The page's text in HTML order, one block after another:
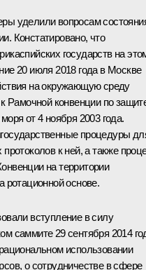
уделили вопросам
Констатировано, что
государств на
20 июля 2018 года в Москве
на окружающую среду
Рамочной конвенции по
от 4 ноября 2003 года.
процедуры
к ней, а также
на территории
ротационной основе.
вступление в силу
саммите 29 сентября 2014
использовании
о сотрудничестве в сфере